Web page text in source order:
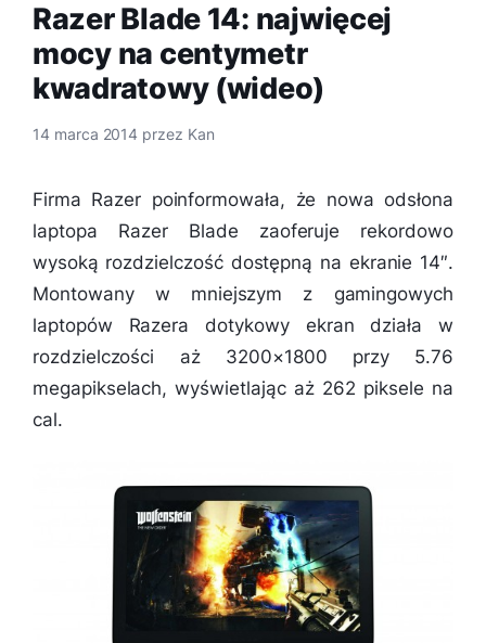
Razer Blade 14: najwięcej
mocy na centymetr
kwadratowy (wideo)
14 marca 2014 przez Kan
Firma Razer poinformowała, że nowa odsłona
laptopa Razer Blade zaoferuje rekordowo
wysoką rozdzielczość dostępną na ekranie 14″.
Montowany w mniejszym z gamingowych
laptopów Razera dotykowy ekran działa w
rozdzielczości aż 3200×1800 przy 5.76
megapikselach, wyświetlając aż 262 piksele na
cal.